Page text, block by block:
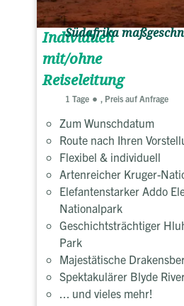
Individuell
mit/ohne
Reiseleitung
Südafrika
1 Tage , Preis auf Anfrage
Zum Wunschdatum
Route nach Ihren
Flexibel & individuell
Artenreicher Kruger-
Elefantenstarker Addo
Nationalpark
Geschichtsträchtiger
Park
Majestätische
Spektakulärer Blyde
... und vieles mehr!